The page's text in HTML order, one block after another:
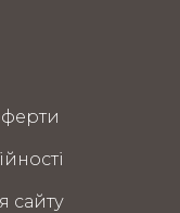
сайту